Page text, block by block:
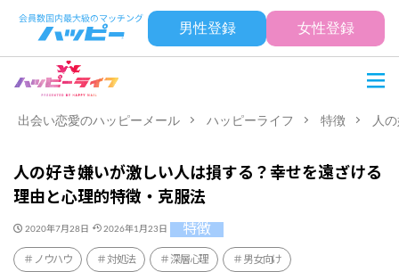
男性登録 女性登録
出会い恋愛のハッピーメール ハッピーライフ 特徴 人
人の好き嫌いが激しい人は損する？幸せを遠ざける
理由と心理的特徴・克服法
2020年7月28日 2026年1月23日 特徴
ノウハウ 対処法 深層心理 男女向け